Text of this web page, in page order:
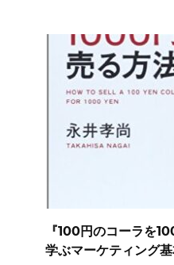
『100円のコーラを
学ぶマーケティング